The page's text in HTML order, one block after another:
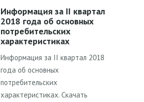
Информация за II квартал
2018 года об основных
потребительских
характеристиках
Информация за II квартал 2018
года об основных
потребительских
характеристиках. Скачать